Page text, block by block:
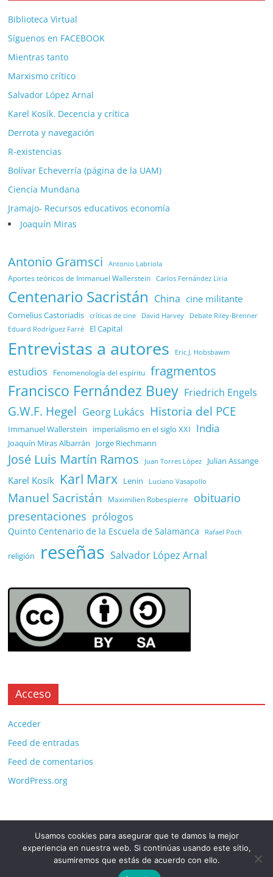
Biblioteca Virtual
Síguenos en FACEBOOK
Mientras tanto
Marxismo crítico
Salvador López Arnal
Karel Kosík. Decencia y crítica
Derrota y navegación
R-existencias
Bolívar Echeverría (página de la UAM)
Ciencía Mundana
Jramajo- Recursos educativos economía
Joaquín Miras
Antonio Gramsci Antonio Labriola
Aportes teóricos de Immanuel Wallerstein Carlos Fernández Liria
Centenario Sacristán China cine militante
Cornelius Castoriadis críticas de cine David Harvey Debate Riley-Brenner
Eduard Rodríguez Farré El Capital
Entrevistas a autores Eric J. Hobsbawm
estudios Fenomenología del espíritu fragmentos
Francisco Fernández Buey Friedrich Engels
G.W.F. Hegel Georg Lukács Historia del PCE
Immanuel Wallerstein imperialismo en el siglo XXI India
Joaquín Miras Albarrán Jorge Riechmann
José Luis Martín Ramos Juan Torres López Julian Assange
Karel Kosík Karl Marx Lenin Luciano Vasapollo
Manuel Sacristán Maximilien Robespierre
obituario
presentaciones prólogos
Quinto Centenario de la Escuela de Salamanca Rafael Poch
religión reseñas Salvador López Arnal
Acceso
Acceder
Feed de entradas
Feed de comentarios
WordPress.org
Copyright © 2026 . All rights reserved.
ColorMag Pro by ThemeGrill. Powered byWordPress.
Usamos cookies para asegurar que te damos la mejor
experiencia en nuestra web. Si continúas usando este sitio,
asumiremos que estás de acuerdo con ello.